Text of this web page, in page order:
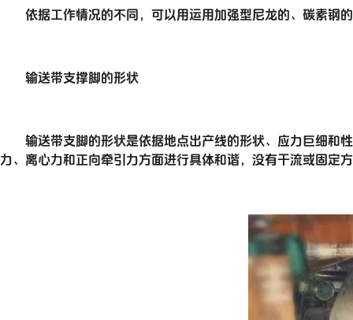
依据工作情况的不同，可以用运用加强型尼龙的、碳素钢
输送带支撑脚的形状
输送带支脚的形状是依据地点出产线的形状、应力巨细和性
力、离心力和正向牵引力方面进行具体和谐，没有干流或固定